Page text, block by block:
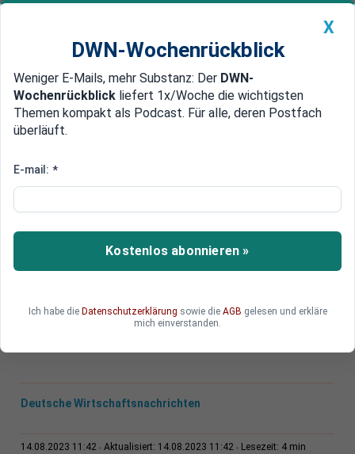
Newsticker MEIN DWN: Geldanlage Premium
Edelmetalle DWN-Magazin China
Deutschland verliert den
Industriestaaten
Als einziges großes Industrieland verzeichnet
Deutschland eine schrumpfende Wirtschaft.
Steuern weiter anheben. Laut IWF droht das
Land, den Anschluss zu verlieren.
Deutsche Wirtschaftsnachrichten
14.08.2023 11:42 Aktualisiert: 14.08.2023 11:42 Lesezeit: 4 min
X
DWN-Wochenrückblick
Weniger E-Mails, mehr Substanz: Der DWN-
Wochenrückblick liefert 1x/Woche die wichtigsten
Themen kompakt als Podcast. Für alle, deren Postfach
überläuft.
E-mail: *
Kostenlos abonnieren »
Ich habe die Datenschutzerklärung sowie die AGB gelesen und erkläre
mich einverstanden.